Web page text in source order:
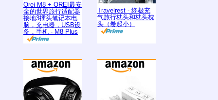
Orei M8 + OREI最安
全的世界旅行适配器
接地3插头笔记本电
脑，充电器，USB设
备，手机 - M8 Plus
Travelrest - 终极充
气旅行枕头和枕头枕
头（卷起小）